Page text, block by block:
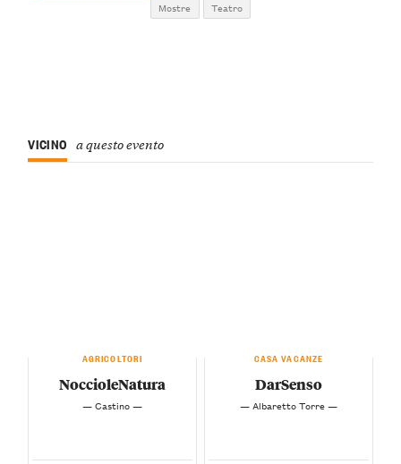
Mostre
Teatro
VICINO a questo evento
AGRICOLTORI
NoccioleNatura
— Castino —
CASA VACANZE
DarSenso
— Albaretto Torre —